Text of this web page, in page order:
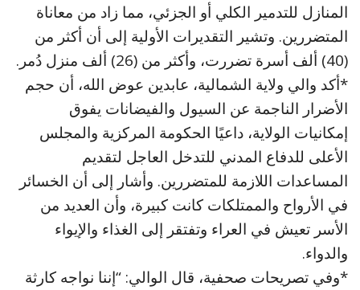
المنازل للتدمير الكلي أو الجزئي، مما زاد من معاناة
المتضررين. وتشير التقديرات الأولية إلى أن أكثر من
(40) ألف أسرة تضررت، وأكثر من (26) ألف منزل دُمر.
*أكد والي ولاية الشمالية، عابدين عوض الله، أن حجم
الأضرار الناجمة عن السيول والفيضانات يفوق
إمكانيات الولاية، داعيًا الحكومة المركزية والمجلس
الأعلى للدفاع المدني للتدخل العاجل لتقديم
المساعدات اللازمة للمتضررين. وأشار إلى أن الخسائر
في الأرواح والممتلكات كانت كبيرة، وأن العديد من
الأسر تعيش في العراء وتفتقر إلى الغذاء والإيواء
والدواء.
*وفي تصريحات صحفية، قال الوالي: “إننا نواجه كارثة